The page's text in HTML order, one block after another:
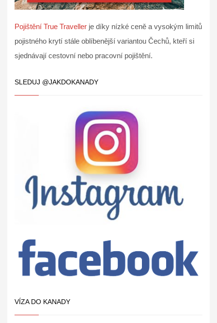
Pojištění True Traveller je díky nízké ceně a vysokým limitů
pojistného krytí stále oblíbenější variantou Čechů, kteří si
sjednávají cestovní nebo pracovní pojištění.
SLEDUJ @JAKDOKANADY
VÍZA DO KANADY